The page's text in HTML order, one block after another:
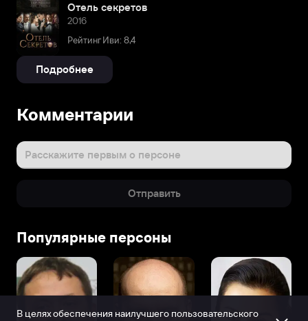
Отель секретов
2016
Рейтинг Иви: 8,4
Подробнее
Комментарии
Расскажите первым о персоне
Отправить
Популярные персоны
В целях обеспечения наилучшего пользовательского